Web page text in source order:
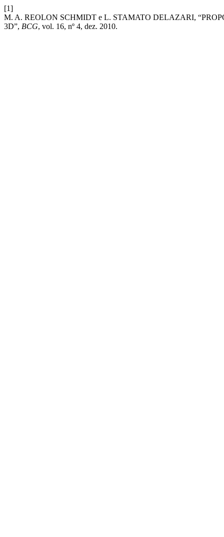
[1]
M. A. REOLON SCHMIDT e L. STAMATO DELAZARI,
3D”, BCG, vol. 16, nº 4, dez. 2010.